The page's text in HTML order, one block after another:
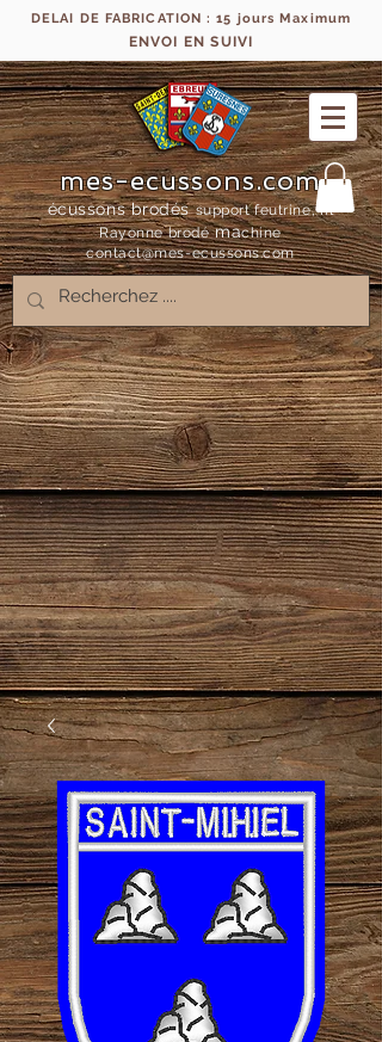
DELAI DE FABRICATION : 15 jours Maximum
ENVOI EN SUIVI
mes-ecussons.com
écussons brodés support feutrine, fil
Rayonne brodémachine
contact@mes-ecussons.com